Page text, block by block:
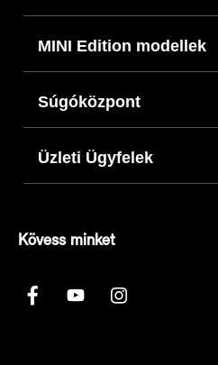
MINI Edition modellek
Súgóközpont
Üzleti Ügyfelek
Kövess minket